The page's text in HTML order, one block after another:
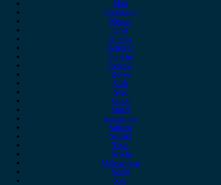
Mini
Mitsubishi
Nissan
Opel
Omoda
Peugeot
Porsche
Renault
Rover
Saab
Seat
Skoda
Smart
ssangyong
Subaru
Suzuki
Tesla
Toyota
Volkswagen
Volvo
Xev